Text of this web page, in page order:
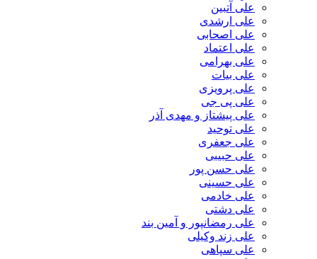
علی آتبین
علی ارشدی
علی اصحابی
علی اعتماد
علی بهرامی
علی بیات
علی پرویزی
علی پی جی
علی پیشتاز و مهدی آذر
علی توحید
علی جعفری
علی حبیبی
علی حسن پور
علی حسینی
علی خادمی
علی دشتی
علی رمضانپور و آمین بند
علی زند وکیلی
علی سپاهی